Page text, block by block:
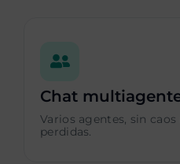
Chat
Varios agentes, sin
perdidas.